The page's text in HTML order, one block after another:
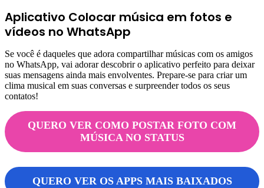
Aplicativo Colocar música em fotos e
vídeos no WhatsApp
Se você é daqueles que adora compartilhar músicas com os amigos
no WhatsApp, vai adorar descobrir o aplicativo perfeito para deixar
suas mensagens ainda mais envolventes. Prepare-se para criar um
clima musical em suas conversas e surpreender todos os seus
contatos!
QUERO VER COMO POSTAR FOTO COM
MÚSICANO STATUS
QUERO VER OS APPS MAIS BAIXADOS